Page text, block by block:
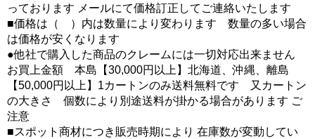
っております メールにて価格訂正してご連絡いたします
■価格は（ ）内は数量により変わります 数量の多い場合
は価格が安くなります
●他社で購入した商品のクレームには一切対応出来ません
お買上金額 本島【30,000円以上】北海道、沖縄、離島
【50,000円以上】1カートンのみ送料無料です 又カートン
の大きさ 個数により別途送料が掛かる場合があります ご
注意
■スポット商材につき販売時期により 在庫数が変動してい